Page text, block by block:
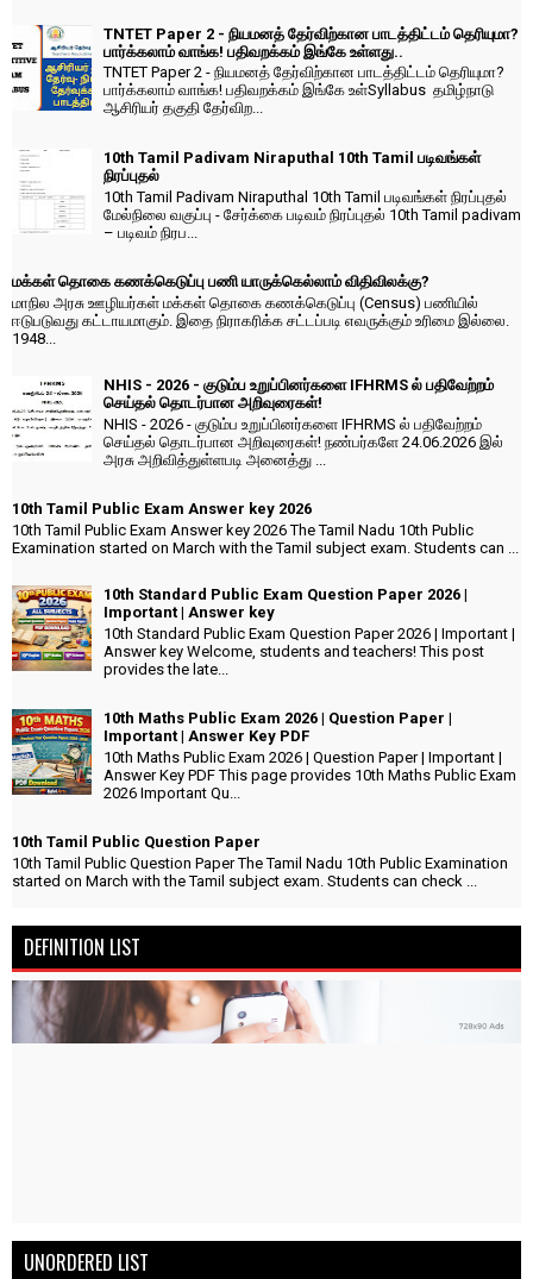
TNTET Paper 2 - நியமனத் தேர்விற்கான பாடத்திட்டம் தெரியுமா?
பார்க்கலாம் வாங்க! பதிவறக்கம் இங்கே உள்ளது..
TNTET Paper 2 - நியமனத் தேர்விற்கான பாடத்திட்டம் தெரியுமா?
பார்க்கலாம் வாங்க! பதிவறக்கம் இங்கே உள்Syllabus தமிழ்நாடு
ஆசிரியர் தகுதி தேர்விற...
10th Tamil Padivam Niraputhal 10th Tamil படிவங்கள்
நிரப்புதல்
10th Tamil Padivam Niraputhal 10th Tamil படிவங்கள் நிரப்புதல்
மேல்நிலை வகுப்பு - சேர்க்கை படிவம் நிரப்புதல் 10th Tamil padivam
– படிவம் நிரப...
மக்கள் தொகை கணக்கெடுப்பு பணி யாருக்கெல்லாம் விதிவிலக்கு?
மாநில அரசு ஊழியர்கள் மக்கள் தொகை கணக்கெடுப்பு (Census) பணியில்
ஈடுபடுவது கட்டாயமாகும். இதை நிராகரிக்க சட்டப்படி எவருக்கும் உரிமை இல்லை.
1948...
NHIS - 2026 - குடும்ப உறுப்பினர்களை IFHRMS ல் பதிவேற்றம்
செய்தல் தொடர்பான அறிவுரைகள்!
NHIS - 2026 - குடும்ப உறுப்பினர்களை IFHRMS ல் பதிவேற்றம்
செய்தல் தொடர்பான அறிவுரைகள்! நண்பர்களே 24.06.2026 இல்
அரசு அறிவித்துள்ளபடி அனைத்து ...
10th Tamil Public Exam Answer key 2026
10th Tamil Public Exam Answer key 2026 The Tamil Nadu 10th Public
Examination started on March with the Tamil subject exam. Students can ...
10th Standard Public Exam Question Paper 2026 |
Important | Answer key
10th Standard Public Exam Question Paper 2026 | Important |
Answer key Welcome, students and teachers! This post
provides the late...
10th Maths Public Exam 2026 | Question Paper |
Important | Answer Key PDF
10th Maths Public Exam 2026 | Question Paper | Important |
Answer Key PDF This page provides 10th Maths Public Exam
2026 Important Qu...
10th Tamil Public Question Paper
10th Tamil Public Question Paper The Tamil Nadu 10th Public Examination
started on March with the Tamil subject exam. Students can check ...
DEFINITION LIST
UNORDERED LIST